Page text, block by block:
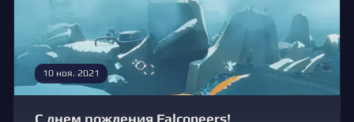
10 ноя. 2021